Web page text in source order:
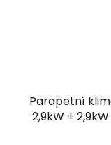
Parapetní
2,9kW +